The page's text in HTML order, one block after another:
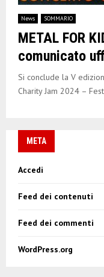
N
U
News SOMMARIO
METAL FOR
comunicato
Si conclude la V
Charity Jam 2024 –
META
Accedi
Feed dei contenuti
Feed dei commenti
WordPress.org